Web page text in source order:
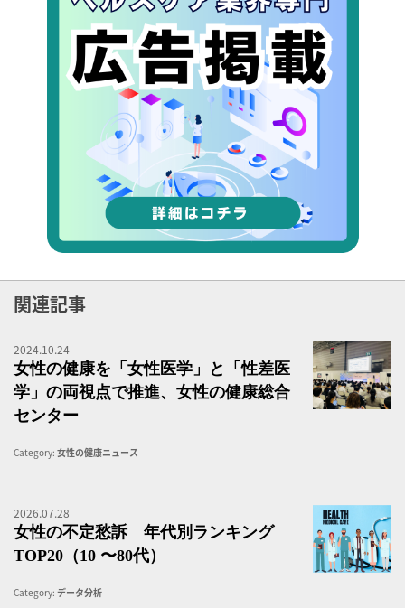
関連記事
2024.10.24
女性の健康を「女性医学」と「性差医
学」の両視点で推進、女性の健康総合
センター
Category: 女性の健康ニュース
2026.07.28
女性の不定愁訴 年代別ランキング
TOP20（10 〜80代）
Category: データ分析